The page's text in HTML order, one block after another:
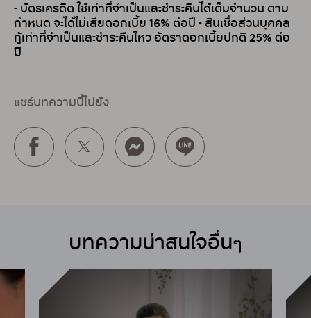
- บัตรเครดิต ใช้เท่าที่จำเป็นและชำระคืนได้เต็มจำนวน ตาม
กำหนด จะได้ไม่เสียดอกเบี้ย 16% ต่อปี - สินเชื่อส่วนบุคคล
กู้เท่าที่จำเป็นและชำระคืนไหว อัตราดอกเบี้ยปกติ 25% ต่อ
ปี
แชร์บทความนี้ไปยัง
บทความน่าสนใจอื่นๆ